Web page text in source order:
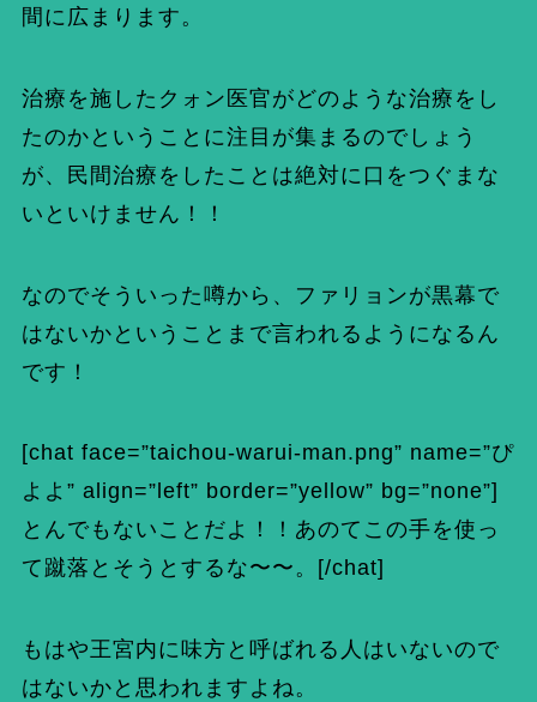
間に広まります。
治療を施したクォン医官がどのような治療をし
たのかということに注目が集まるのでしょう
が、民間治療をしたことは絶対に口をつぐまな
いといけません！！
なのでそういった噂から、ファリョンが黒幕で
はないかということまで言われるようになるん
です！
[chat face=”taichou-warui-man.png” name=”ぴ
よよ” align=”left” border=”yellow” bg=”none”]
とんでもないことだよ！！あのてこの手を使っ
て蹴落とそうとするな〜〜。[/chat]
もはや王宮内に味方と呼ばれる人はいないので
はないかと思われますよね。